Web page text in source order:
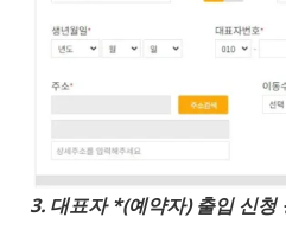
3. 대표자 *(예약자) 출입 신청